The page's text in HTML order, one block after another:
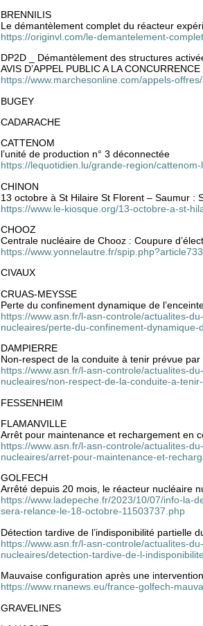
BRENNILIS
Le démantèlement complet du réacteur
https://originvl.com/le-demantelement-
DP2D _ Démantèlement des structures
AVIS D’APPEL PUBLIC A LA CONCURRENCE
https://www.marchesonline.com/appels-
BUGEY
CADARACHE
CATTENOM
l’unité de production n° 3 déconnectée
https://lequotidien.lu/grande-region/
CHINON
13 octobre à St Hilaire St Florent – Saumur :
https://www.le-kiosque.org/13-octobre-a-st-
CHOOZ
Centrale nucléaire de Chooz : Coupure
https://www.yonnelautre.fr/
CIVAUX
CRUAS-MEYSSE
Perte du confinement dynamique de
https://www.asn.fr/l-asn-controle/actualites-
nucleaires/perte-du-confinement-
DAMPIERRE
Non-respect de la conduite à tenir prévue
https://www.asn.fr/l-asn-controle/actualites-
nucleaires/non-respect-de-la-conduite-a-
FESSENHEIM
FLAMANVILLE
Arrêt pour maintenance et rechargement en
https://www.asn.fr/l-asn-controle/actualites-
nucleaires/arret-pour-maintenance-et-
GOLFECH
Arrêté depuis 20 mois, le réacteur nucléaire
https://www.ladepeche.fr/2023/10/07/info-la-
sera-relance-le-18-octobre-11503737.php
Détection tardive de l’indisponibilité partielle
https://www.asn.fr/l-asn-controle/actualites-
nucleaires/detection-tardive-de-l-
Mauvaise configuration après une intervention
https://www.rnanews.eu/france-golfech-
GRAVELINES